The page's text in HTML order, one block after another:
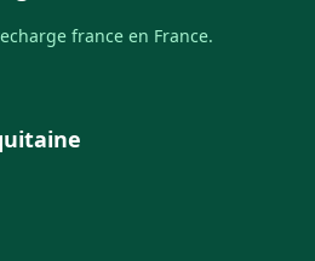
france en France.